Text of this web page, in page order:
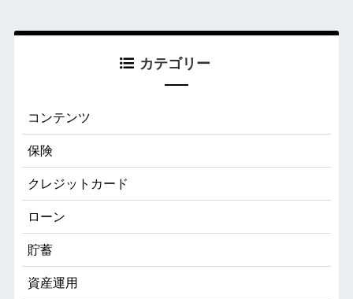
カテゴリー
コンテンツ
保険
クレジットカード
ローン
貯蓄
資産運用